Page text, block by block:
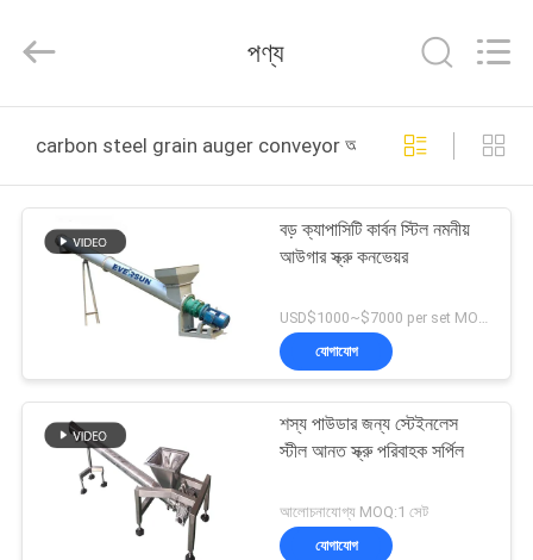
পণ্য
আমাদের
সম্পর্কে
Reserved.
পণ্য
carbon steel grain auger conveyor অনলাইন উত্পাদন
বড় ক্যাপাসিটি কার্বন স্টিল নমনীয়
আউগার স্ক্রু কনভেয়র
USD$1000~$7000 per set MOQ:1 সেট
যোগাযোগ
শস্য পাউডার জন্য স্টেইনলেস
স্টীল আনত স্ক্রু পরিবাহক সর্পিল
আলোচনাযোগ্য MOQ:1 সেট
যোগাযোগ